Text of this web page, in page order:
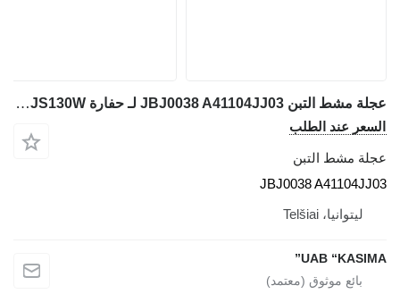
عجلة مشط التبن JBJ0038 A41104JJ03 لـ حفارة JCB JS130W
السعر عند الطلب
عجلة مشط التبن
JBJ0038 A41104JJ03
ليتوانيا، Telšiai
UAB “KASIMA”